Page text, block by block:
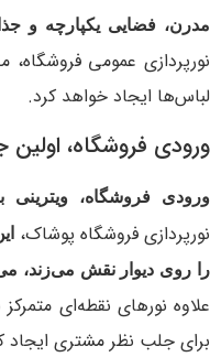
مدرن، فضایی یکپارچه و
نورپردازی عمومی
لباس‌ها ایجاد خواهد کرد.
ورودی فروشگاه،
ورودی فروشگاه،
نورپردازی فروشگاه پوشاک،
را روی دیوار نقش می‌زند،
علاوه نورهای نقطه‌ای
برای جلب نظر مشتری ایجاد